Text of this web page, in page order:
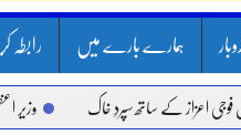
ہمارے بارے میں رابطہ
سپردِ خاک وزیر اعظم شہباز شریف